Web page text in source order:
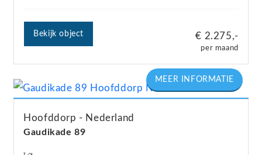
€ 2.275,-
per maand
Bekijk object
Gaudikade 89
Hoofddorp Nederland